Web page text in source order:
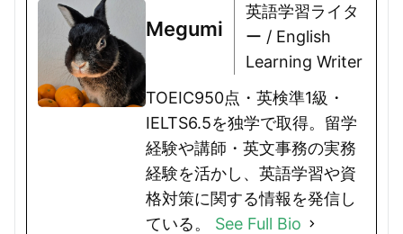
Megumi
英語学習ライタ
ー / English
Learning Writer
TOEIC950点・英検準1級・
IELTS6.5を独学で取得。留学
経験や講師・英文事務の実務
経験を活かし、英語学習や資
格対策に関する情報を発信し
ている。 See Full Bio